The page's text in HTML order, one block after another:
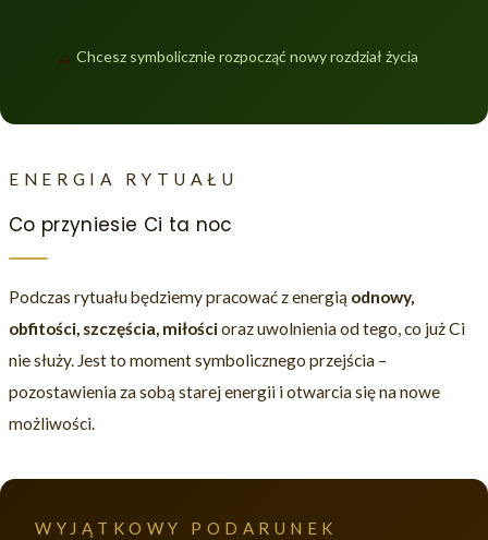
Chcesz symbolicznie rozpocząć nowy rozdział życia
ENERGIA RYTUAŁU
Co przyniesie Ci ta noc
Podczas rytuału będziemy pracować z energią odnowy,
obfitości, szczęścia, miłościoraz uwolnienia od tego, co już Ci
nie służy. Jest to moment symbolicznego przejścia –
pozostawienia za sobą starej energii i otwarcia się na nowe
możliwości.
WYJĄTKOWY PODARUNEK